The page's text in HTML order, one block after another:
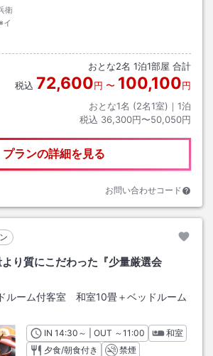
衛
おとな2名 1泊1部屋 合計
税込 72,600円 〜 100,100円
おとな1名 (2名1室)｜ 1泊
税込 36,300円〜50,050円
プランの詳細を見る
お問い合わせコード
より質にこだわった『少量厳選会
ルーム付客室 和室10畳＋ベッドルーム
INチェックイン
14:30 ～ | OUT チェックアウト
～11:00
和室
夕食/朝食付き
禁煙